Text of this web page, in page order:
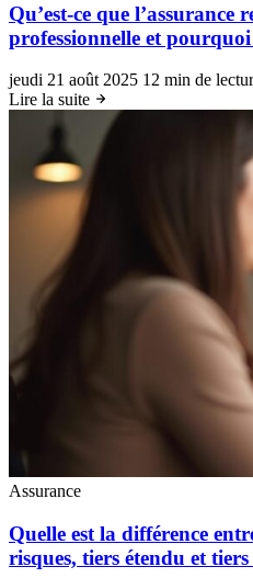
Qu’est-ce que l’assurance
professionnelle et
jeudi 21 août 2025 12 min de
Lire la suite
Assurance
Quelle est la différence
risques, tiers étendu et tiers